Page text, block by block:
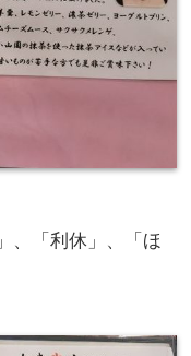
、「利休」、「ほ